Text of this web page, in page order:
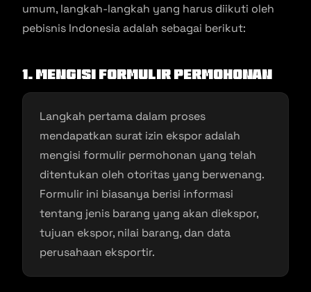
umum, langkah-langkah yang harus diikuti oleh
pebisnis Indonesia adalah sebagai berikut:
1. Mengisi Formulir Permohonan
Langkah pertama dalam proses
mendapatkan surat izin ekspor adalah
mengisi formulir permohonan yang telah
ditentukan oleh otoritas yang berwenang.
Formulir ini biasanya berisi informasi
tentang jenis barang yang akan diekspor,
tujuan ekspor, nilai barang, dan data
perusahaan eksportir.